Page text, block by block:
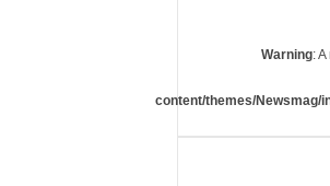
Warning:
content/themes/Newsmag/